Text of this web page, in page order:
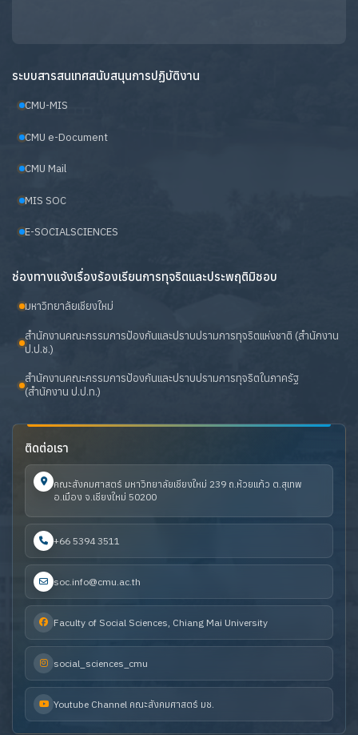
ระบบสารสนเทศสนับสนุนการปฏิบัติงาน
CMU-MIS
CMU e-Document
CMU Mail
MIS SOC
E-SOCIALSCIENCES
ช่องทางแจ้งเรื่องร้องเรียนการทุจริตและประพฤติมิชอบ
มหาวิทยาลัยเชียงใหม่
สำนักงานคณะกรรมการป้องกันและปราบปรามการทุจริตแห่งชาติ (สำนักงาน
ป.ป.ช.)
สำนักงานคณะกรรมการป้องกันและปราบปรามการทุจริตในภาครัฐ
(สำนักงาน ป.ป.ท.)
ติดต่อเรา
คณะสังคมศาสตร์ มหาวิทยาลัยเชียงใหม่ 239 ถ.ห้วยแก้ว ต.สุเทพ
อ.เมือง จ.เชียงใหม่ 50200
+66 5394 3511
soc.info@cmu.ac.th
Faculty of Social Sciences, Chiang Mai University
social_sciences_cmu
Youtube Channel คณะสังคมศาสตร์ มช.